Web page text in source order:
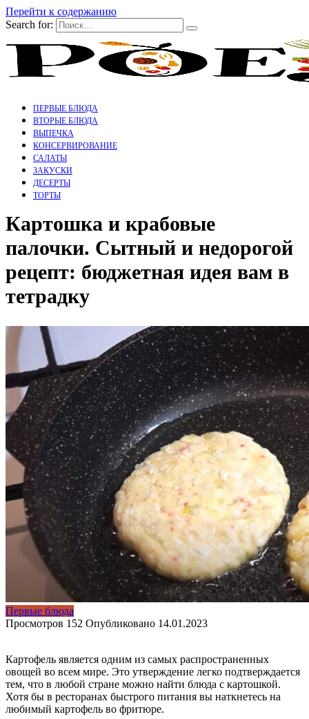
Перейти к содержанию
Search for:
ПЕРВЫЕ БЛЮДА
ВТОРЫЕ БЛЮДА
ВЫПЕЧКА
КОНСЕРВИРОВАНИЕ
САЛАТЫ
ЗАКУСКИ
ДЕСЕРТЫ
ТОРТЫ
Картошка и крабовые
палочки. Сытный и недорогой
рецепт: бюджетная идея вам в
тетрадку
Первые блюда
Просмотров 152 Опубликовано 14.01.2023
Картофель является одним из самых распространенных
овощей во всем мире. Это утверждение легко подтверждается
тем, что в любой стране можно найти блюда с картошкой.
Хотя бы в ресторанах быстрого питания вы наткнетесь на
любимый картофель во фритюре.